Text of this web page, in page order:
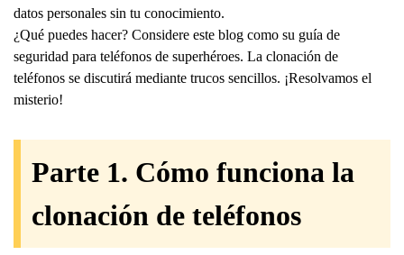
datos personales sin tu conocimiento.
¿Qué puedes hacer? Considere este blog como su guía de
seguridad para teléfonos de superhéroes. La clonación de
teléfonos se discutirá mediante trucos sencillos. ¡Resolvamos el
misterio!
Parte 1. Cómo funciona la
clonación de teléfonos